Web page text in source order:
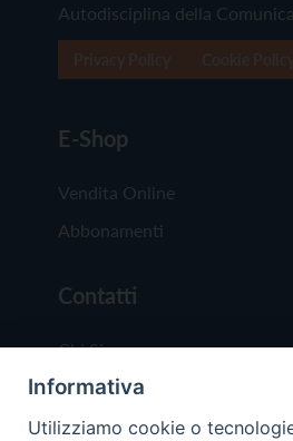
Autodisciplina della
E-Shop
Vendita Online
Abbonamenti
Contatti
Chi Siamo
Redazione
Scrivici
Informativa
Utilizziamo cookie o